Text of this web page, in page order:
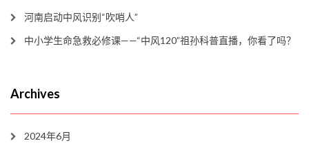
河南启动中风识别“吹哨人”
中小学生命急救必修课——“中风120”祖孙科普直播，你看了吗？
Archives
2024年6月